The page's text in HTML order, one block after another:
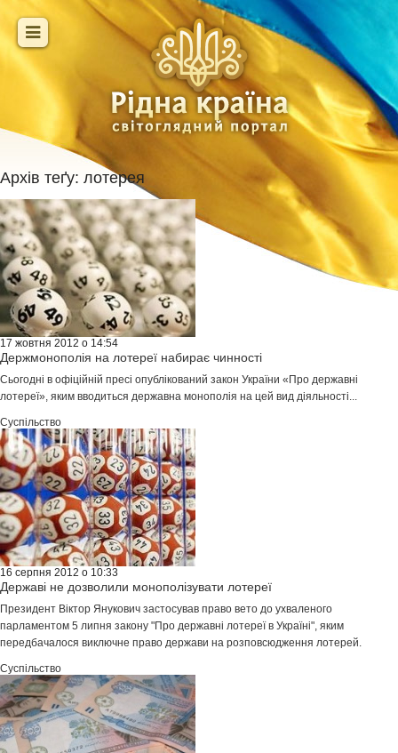
Архів теґу: лотерея
17 жовтня 2012 о 14:54
Держмонополія на лотереї набирає чинності
Сьогодні в офіційній пресі опублікований закон України «Про державні
лотереї», яким вводиться державна монополія на цей вид діяльності...
Суспільство
16 серпня 2012 о 10:33
Державі не дозволили монополізувати лотереї
Президент Віктор Янукович застосував право вето до ухваленого
парламентом 5 липня закону "Про державні лотереї в Україні", яким
передбачалося виключне право держави на розповсюдження лотерей.
Суспільство